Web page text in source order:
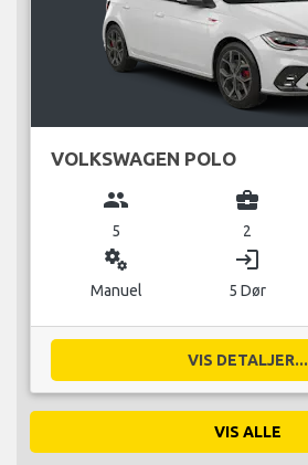
VOLKSWAGEN POLO
group
5
business_center
2
miscellaneous_services
Manuel
login
5 Dør
VIS DETALJER...
VIS ALLE